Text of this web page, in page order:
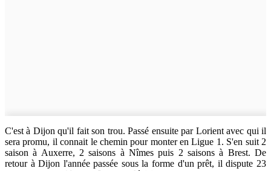
C'est à Dijon qu'il fait son trou. Passé ensuite par Lorient avec qui il
sera promu, il connait le chemin pour monter en Ligue 1. S'en suit 2
saison à Auxerre, 2 saisons à Nîmes puis 2 saisons à Brest. De
retour à Dijon l'année passée sous la forme d'un prêt, il dispute 23